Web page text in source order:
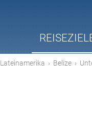
Lateinamerika › Belize ›